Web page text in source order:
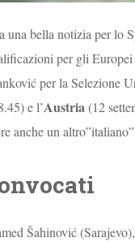
una bella notizia per lo
per gli
per la Selezione
e l’Austria(12
anche un
Šahinović (Sarajevo),